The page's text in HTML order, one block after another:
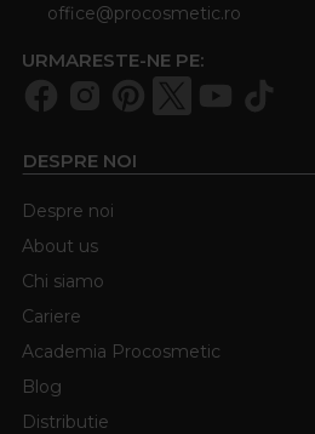
office@procosmetic.ro
URMARESTE-NE PE:
DESPRE NOI
Despre noi
About us
Chi siamo
Cariere
Academia Procosmetic
Blog
Distributie